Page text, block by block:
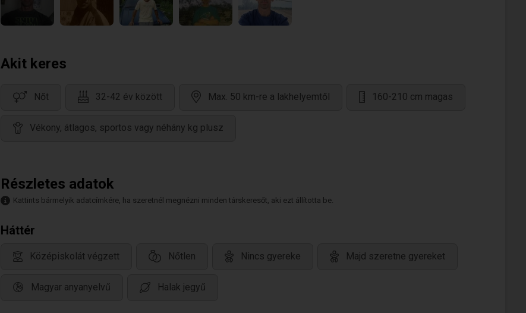
Akit keres
Nőt 32-42 év között Max. 50 km-re a lakhelyemtől 160-210 cm magas
Vékony, átlagos, sportos vagy néhány kg plusz
Részletes adatok
Kattints bármelyik adatcímkére, ha szeretnél megnézni minden társkeresőt, aki ezt állította be.
Háttér
Középiskolát végzett Nőtlen Nincs gyereke Majd szeretne gyereket
Magyar anyanyelvű Halak jegyű